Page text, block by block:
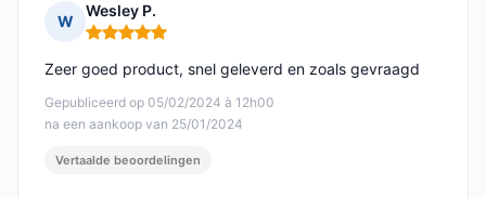
W
Wesley P.
Opmerking: 5 van 5
Gepubliceerd op 05/02/2024 à 12h00
na een aankoop van 25/01/2024
Zeer goed product, snel geleverd en zoals gevraagd
Vertaalde beoordelingen